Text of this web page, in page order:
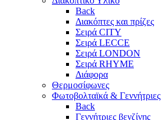
Back
Διακόπτες και πρίζες
Σειρά CITY
Σειρά LECCE
Σειρά LONDON
Σειρά RHYME
Διάφορα
Θερμοσίφωνες
Φωτοβολταϊκά & Γεννήτριες
Back
Γεννήτριες βενζίνης